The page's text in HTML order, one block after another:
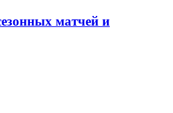
матчей и